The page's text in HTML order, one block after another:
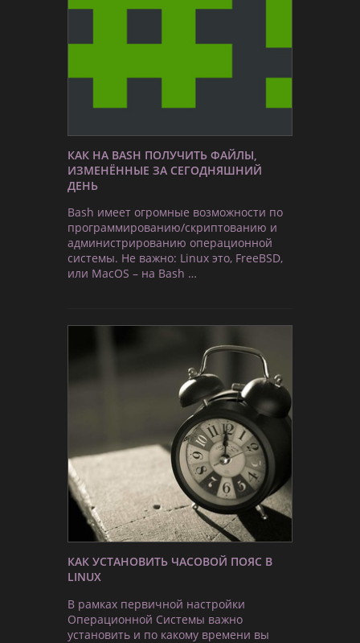
КАК НА BASH ПОЛУЧИТЬ ФАЙЛЫ,
ИЗМЕНЁННЫЕ ЗА СЕГОДНЯШНИЙ
ДЕНЬ
Bash имеет огромные возможности по
программированию/скриптованию и
администрированию операционной
системы. Не важно: Linux это, FreeBSD,
или MacOS – на Bash …
КАК УСТАНОВИТЬ ЧАСОВОЙ ПОЯС В
LINUX
В рамках первичной настройки
Операционной Системы важно
установить и по какому времени вы